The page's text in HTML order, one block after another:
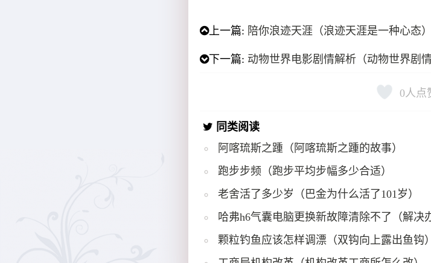
上一篇: 陪你浪迹天涯（浪迹天涯是一种心态）
下一篇: 动物世界电影剧情解析（动物世界剧情
0人点
同类阅读
阿喀琉斯之踵（阿喀琉斯之踵的故事）
跑步步频（跑步平均步幅多少合适）
老舍活了多少岁（巴金为什么活了101岁）
哈弗h6气囊电脑更换新故障清除不了（解决
颗粒钓鱼应该怎样调漂（双钩向上露出鱼钩）